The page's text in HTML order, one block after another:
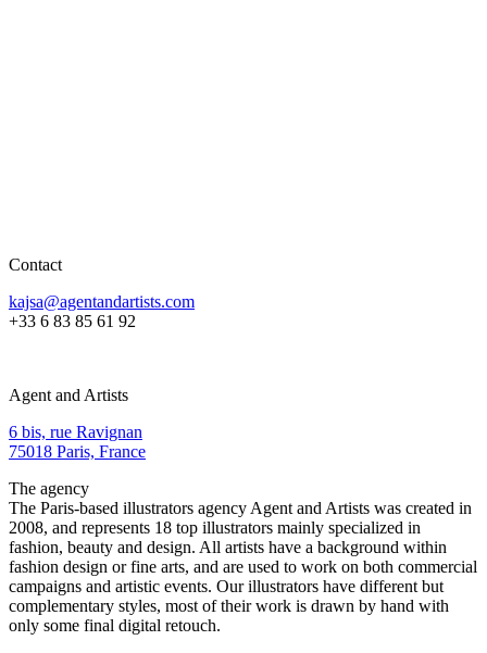
Contact
kajsa@agentandartists.com
+33 6 83 85 61 92
Agent and Artists
6 bis, rue Ravignan
75018 Paris, France
The agency
The Paris-based illustrators agency Agent and Artists was created in
2008, and represents 18 top illustrators mainly specialized in
fashion, beauty and design. All artists have a background within
fashion design or fine arts, and are used to work on both commercial
campaigns and artistic events. Our illustrators have different but
complementary styles, most of their work is drawn by hand with
only some final digital retouch.